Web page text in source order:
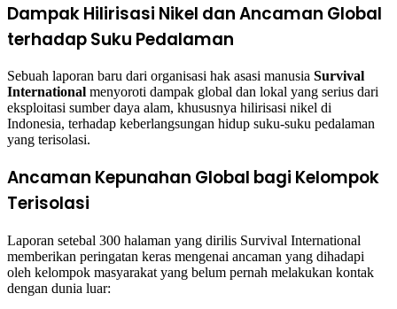
Dampak Hilirisasi Nikel dan Ancaman Global
terhadap Suku Pedalaman
Sebuah laporan baru dari organisasi hak asasi manusia Survival
International menyoroti dampak global dan lokal yang serius dari
eksploitasi sumber daya alam, khususnya hilirisasi nikel di
Indonesia, terhadap keberlangsungan hidup suku-suku pedalaman
yang terisolasi.
Ancaman Kepunahan Global bagi Kelompok
Terisolasi
Laporan setebal 300 halaman yang dirilis Survival International
memberikan peringatan keras mengenai ancaman yang dihadapi
oleh kelompok masyarakat yang belum pernah melakukan kontak
dengan dunia luar: